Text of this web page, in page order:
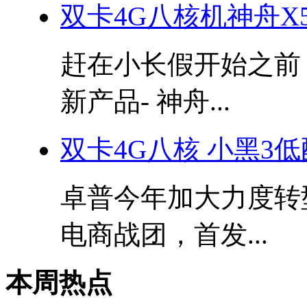
双卡4G八核机神舟
赶在小长假开始之
新产品- 神舟...
双卡4G八核 小黑3
卓普今年加大力度
电商战团，首发...
本周热点